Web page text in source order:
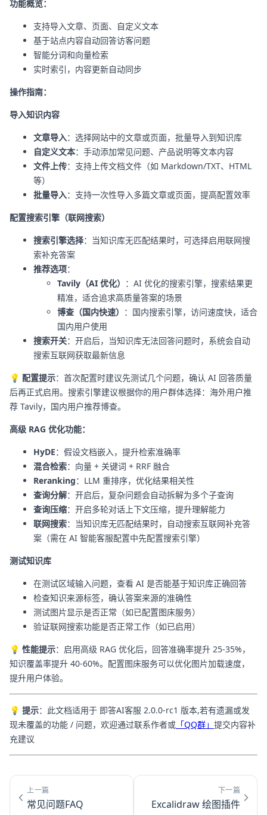
功能概览：
支持导入文章、页面、自定义文本
基于站点内容自动回答访客问题
智能分词和向量检索
实时索引，内容更新自动同步
操作指南：
导入知识内容
文章导入：选择网站中的文章或页面，批量导入到知识库
自定义文本：手动添加常见问题、产品说明等文本内容
文件上传：支持上传文档文件（如 Markdown/TXT、HTML
等）
批量导入：支持一次性导入多篇文章或页面，提高配置效率
配置搜索引擎（联网搜索）
搜索引擎选择：当知识库无匹配结果时，可选择启用联网搜
索补充答案
推荐选项：
Tavily（AI 优化） ：AI 优化的搜索引擎，搜索结果更
精准，适合追求高质量答案的场景
博查（国内快速） ：国内搜索引擎，访问速度快，适合
国内用户使用
搜索开关：开启后，当知识库无法回答问题时，系统会自动
搜索互联网获取最新信息
💡 配置提示：首次配置时建议先测试几个问题，确认 AI 回答质量
后再正式启用。搜索引擎建议根据你的用户群体选择：海外用户推
荐 Tavily，国内用户推荐博查。
高级 RAG 优化功能：
HyDE：假设文档嵌入，提升检索准确率
混合检索：向量 + 关键词 + RRF 融合
Reranking：LLM 重排序，优化结果相关性
查询分解：开启后，复杂问题会自动拆解为多个子查询
查询压缩：开启多轮对话上下文压缩，提升理解能力
联网搜索：当知识库无匹配结果时，自动搜索互联网补充答
案（需在 AI 智能客服配置中先配置搜索引擎）
测试知识库
在测试区域输入问题，查看 AI 是否能基于知识库正确回答
检查知识来源标签，确认答案来源的准确性
测试图片显示是否正常（如已配置图床服务）
验证联网搜索功能是否正常工作（如已启用）
💡 性能提示：启用高级 RAG 优化后，回答准确率提升 25-35%，
知识覆盖率提升 40-60%。配置图床服务可以优化图片加载速度，
提升用户体验。
💡 提示：此文档适用于 即答AI客服 2.0.0-rc1 版本,若有遗漏或发
现未覆盖的功能 / 问题，欢迎通过联系作者或 「QQ群」 提交内容补
充建议
上一篇
常见问题FAQ
下一篇
Excalidraw 绘图插件